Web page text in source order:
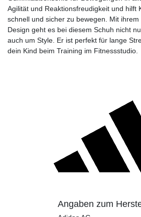
Agilität und Reaktionsfreudigkeit und hilft
schnell und sicher zu bewegen. Mit
Design geht es bei diesem Schuh nicht
auch um Style. Er ist perfekt für lange
dein Kind beim Training im Fitnessstudio.
Angaben zum